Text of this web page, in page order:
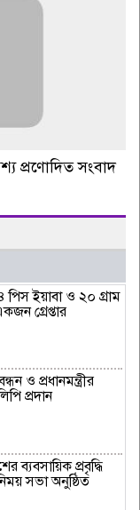
প্রণোদিত সংবাদ
পিস ইয়াবা ও ২০ গ্রাম
গ্রেপ্তার
ও প্রধানমন্ত্রীর
প্রদান
ব্যবসায়িক প্রবৃদ্ধি
সভা অনুষ্ঠিত